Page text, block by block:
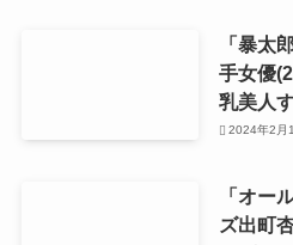
「暴太
手女優
乳美人
2024年2月
「オー
ズ出町